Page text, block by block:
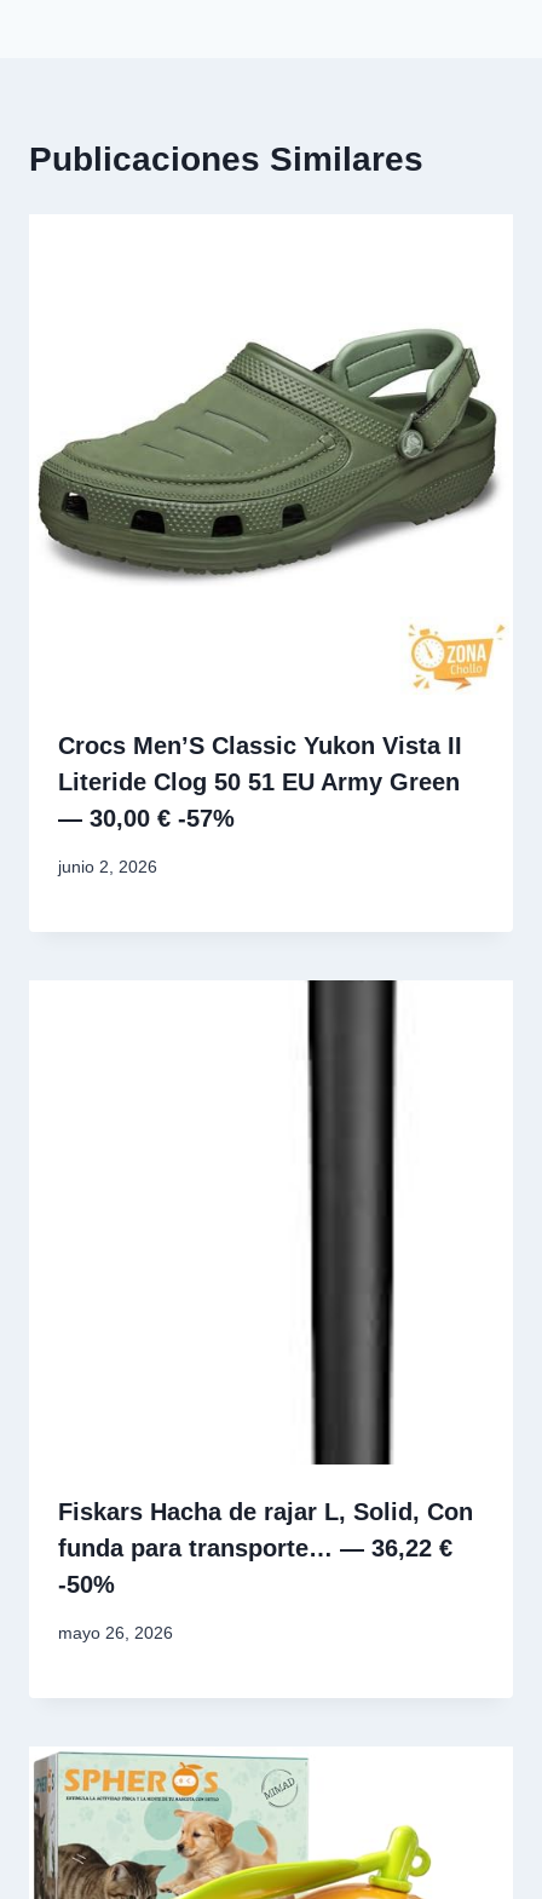
Publicaciones Similares
Crocs Men’S Classic Yukon Vista II
Literide Clog 50 51 EU Army Green
— 30,00 € -57%
junio 2, 2026
Fiskars Hacha de rajar L, Solid, Con
funda para transporte… — 36,22 €
-50%
mayo 26, 2026